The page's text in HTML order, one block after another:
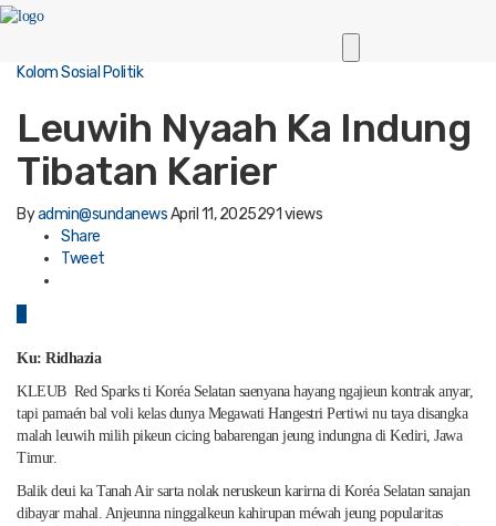
Kolom Sosial Politik
Leuwih Nyaah Ka Indung
Tibatan Karier
Byadmin@sundanewsApril 11, 2025291 views
Share
Tweet
Ku: Ridhazia
KLEUB Red Sparks ti Koréa Selatan saenyana hayang ngajieun kontrak anyar,
tapi pamaén bal voli kelas dunya Megawati Hangestri Pertiwi nu taya disangka
malah leuwih milih pikeun cicing babarengan jeung indungna di Kediri, Jawa
Timur.
Balik deui ka Tanah Air sarta nolak neruskeun karirna di Koréa Selatan sanajan
dibayar mahal. Anjeunna ninggalkeun kahirupan méwah jeung popularitas